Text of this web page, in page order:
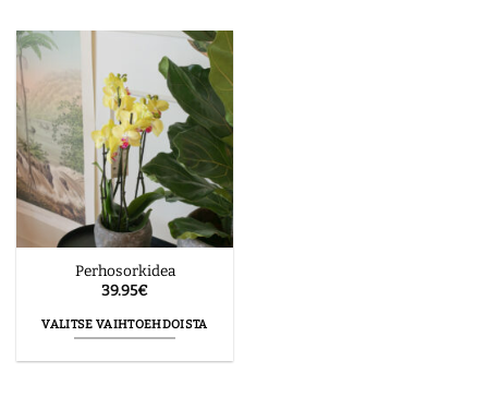
Perhosorkidea
39.95€
VALITSE VAIHTOEHDOISTA